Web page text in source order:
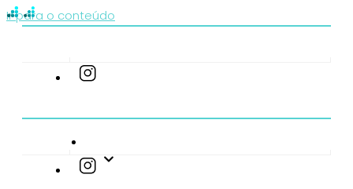
Ir para o conteúdo